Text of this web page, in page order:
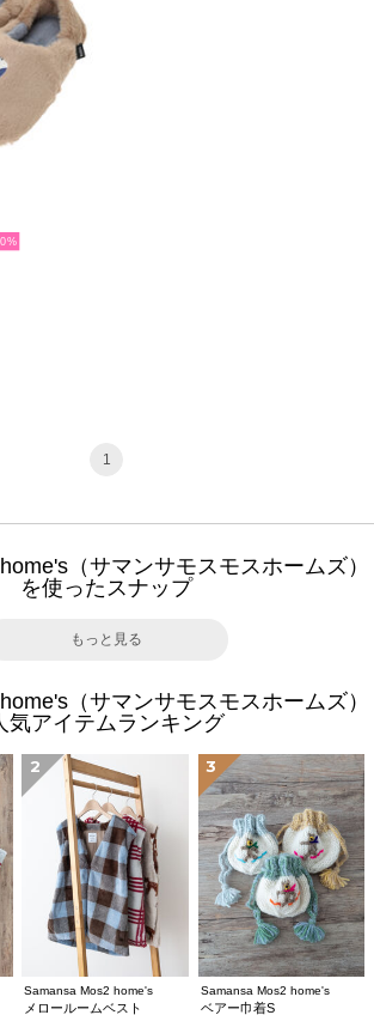
1
（サマンサモスモスホームズ）
を使ったスナップ
もっと見る
（サマンサモスモスホームズ）
気アイテムランキング
2
Samansa Mos2 home's
メロールームベスト
3
Samansa Mos2 home's
ベアー巾着S